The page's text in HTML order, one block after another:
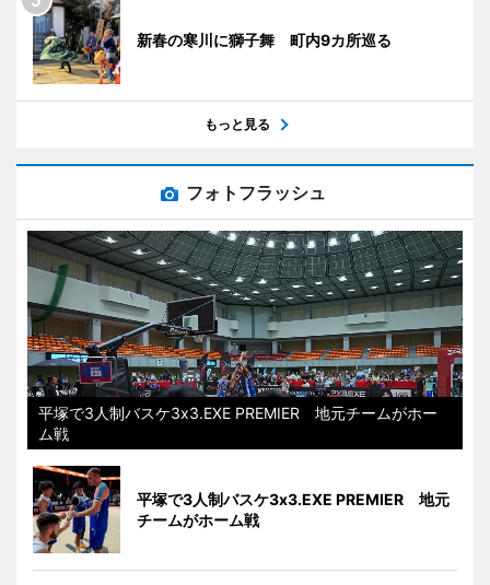
新春の寒川に獅子舞 町内9カ所巡る
もっと見る
フォトフラッシュ
平塚で3人制バスケ3x3.EXE PREMIER 地元チームがホー
ム戦
平塚で3人制バスケ3x3.EXE PREMIER 地元
チームがホーム戦